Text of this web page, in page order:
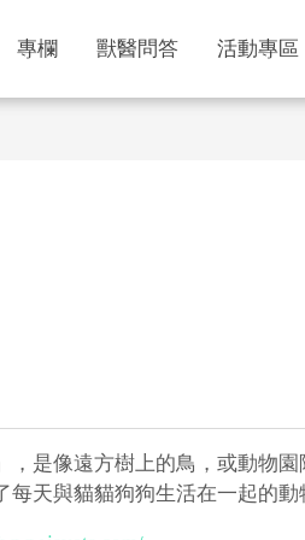
專欄 獸醫問答 活動專區
，是像遠方樹上的鳥，或動物
每天與貓貓狗狗生活在一起的動